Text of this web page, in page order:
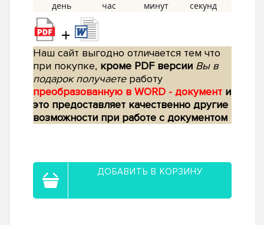
+
Наш сайт выгодно отличается тем что
при покупке, кроме PDF версии Вы в
подарок получаетеработу
преобразованную в WORD - документ и
это предоставляет качественно другие
возможности при работе с документом
ДОБАВИТЬ В КОРЗИНУ